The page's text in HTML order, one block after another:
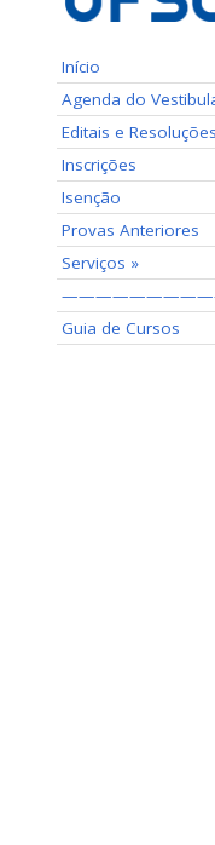
Início
Agenda do
Editais e Resoluções
Inscrições
Isenção
Provas Anteriores
Serviços »
Guia de Cursos